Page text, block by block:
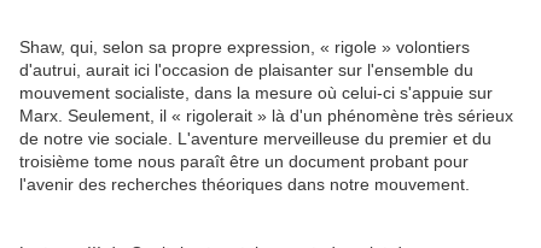
Shaw, qui, selon sa propre expression, « rigole » volontiers
d'autrui, aurait ici l'occasion de plaisanter sur l'ensemble du
mouvement socialiste, dans la mesure où celui-ci s'appuie sur
Marx. Seulement, il « rigolerait » là d'un phénomène très sérieux
de notre vie sociale. L'aventure merveilleuse du premier et du
troisième tome nous paraît être un document probant pour
l'avenir des recherches théoriques dans notre mouvement.